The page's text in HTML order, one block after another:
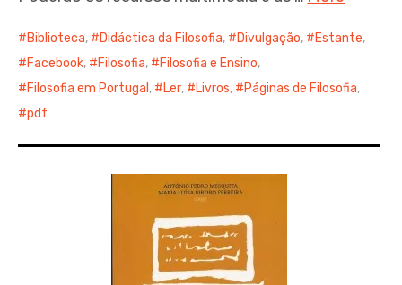
Biblioteca, Didáctica da Filosofia, Divulgação, Estante,
Facebook, Filosofia, Filosofia e Ensino,
Filosofia em Portugal , Ler, Livros, Páginas de Filosofia,
pdf